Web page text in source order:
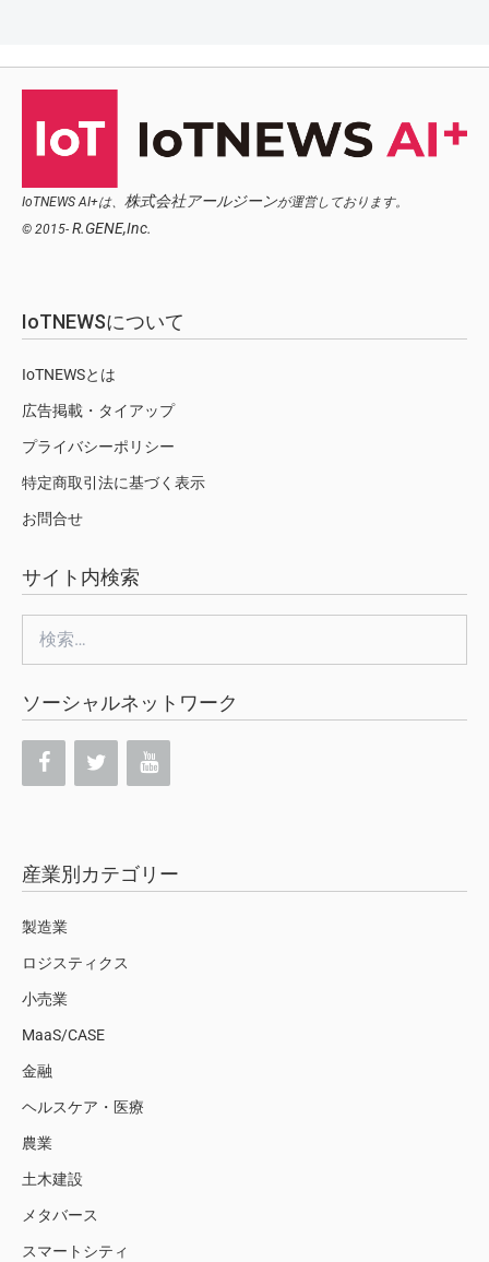
IoTNEWS AI+は、 株式会社アールジーンが運営しております。
© 2015- R.GENE,Inc.
IoTNEWSについて
IoTNEWSとは
広告掲載・タイアップ
プライバシーポリシー
特定商取引法に基づく表示
お問合せ
サイト内検索
索:
ソーシャルネットワーク
産業別カテゴリー
製造業
ロジスティクス
小売業
MaaS/CASE
金融
ヘルスケア・医療
農業
土木建設
メタバース
スマートシティ